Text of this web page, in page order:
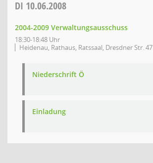
DI 10.06.2008
2004-2009 Verwaltungsausschuss
18:30-18:48 Uhr
Heidenau, Rathaus, Ratssaal, Dresdner Str. 47
Niederschrift Ö
Einladung